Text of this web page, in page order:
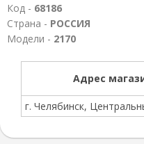
Код - 68186
Страна - РОССИЯ
Модели - 2170
Адрес
г. Челябинск,